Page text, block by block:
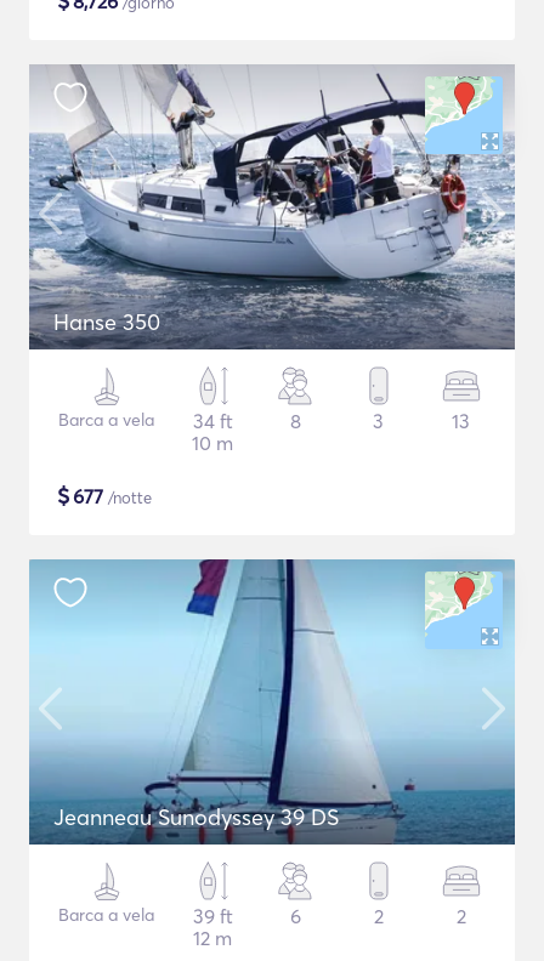
Hanse 350
Barca a vela
34 ft
10 m
8 3 13
$677 /notte
Jeanneau Sunodyssey 39 DS
Barca a vela
39 ft
12 m
6 2 2